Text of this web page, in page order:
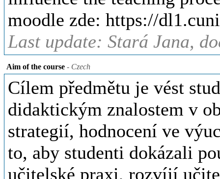
moodle zde: https://
Last update: Stará Jana,
Aim of the course - Czech
Cílem předmětu je vést
didaktickým znalostem v
strategií, hodnocení ve
to, aby studenti dokázali
učitelské praxi, rozvíjí